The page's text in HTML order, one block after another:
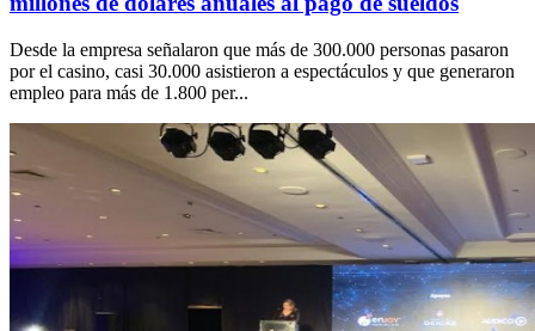
Desde la empresa señalaron que más de 300.000 personas pasaron
por el casino, casi 30.000 asistieron a espectáculos y que generaron
empleo para más de 1.800 per...